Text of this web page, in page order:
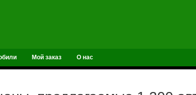
Мой заказ О нас